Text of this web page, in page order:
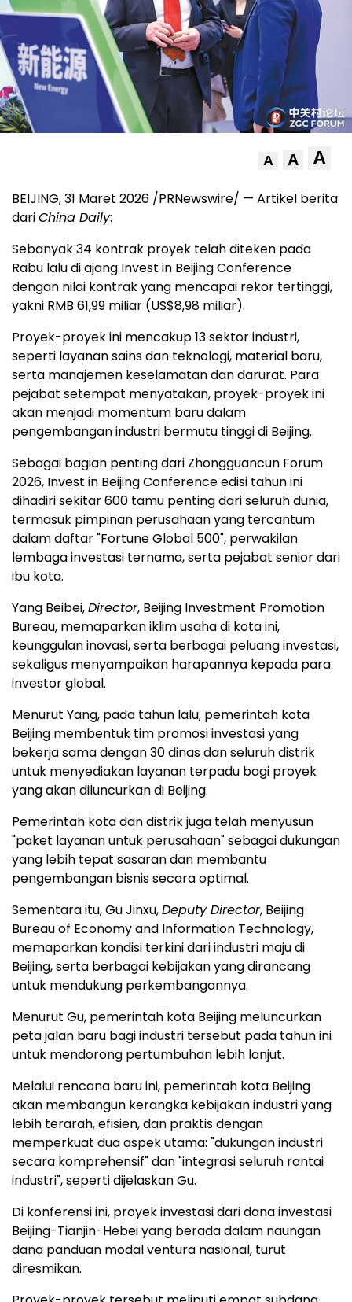
A A A
BEIJING, 31 Maret 2026 /PRNewswire/ — Artikel berita
dariChina Daily:
Sebanyak 34 kontrak proyek telah diteken pada
Rabu lalu di ajang Invest in Beijing Conference
dengan nilai kontrak yang mencapai rekor tertinggi,
yakni RMB 61,99 miliar (US$8,98 miliar).
Proyek-proyek ini mencakup 13 sektor industri,
seperti layanan sains dan teknologi, material baru,
serta manajemen keselamatan dan darurat. Para
pejabat setempat menyatakan, proyek-proyek ini
akan menjadi momentum baru dalam
pengembangan industri bermutu tinggi di Beijing.
Sebagai bagian penting dari Zhongguancun Forum
2026, Invest in Beijing Conference edisi tahun ini
dihadiri sekitar 600 tamu penting dari seluruh dunia,
termasuk pimpinan perusahaan yang tercantum
dalam daftar "Fortune Global 500", perwakilan
lembaga investasi ternama, serta pejabat senior dari
ibu kota.
Yang Beibei,Director, Beijing Investment Promotion
Bureau, memaparkan iklim usaha di kota ini,
keunggulan inovasi, serta berbagai peluang investasi,
sekaligus menyampaikan harapannya kepada para
investor global.
Menurut Yang, pada tahun lalu, pemerintah kota
Beijing membentuk tim promosi investasi yang
bekerja sama dengan 30 dinas dan seluruh distrik
untuk menyediakan layanan terpadu bagi proyek
yang akan diluncurkan di Beijing.
Pemerintah kota dan distrik juga telah menyusun
"paket layanan untuk perusahaan" sebagai dukungan
yang lebih tepat sasaran dan membantu
pengembangan bisnis secara optimal.
Sementara itu, Gu Jinxu,Deputy Director, Beijing
Bureau of Economy and Information Technology,
memaparkan kondisi terkini dari industri maju di
Beijing, serta berbagai kebijakan yang dirancang
untuk mendukung perkembangannya.
Menurut Gu, pemerintah kota Beijing meluncurkan
peta jalan baru bagi industri tersebut pada tahun ini
untuk mendorong pertumbuhan lebih lanjut.
Melalui rencana baru ini, pemerintah kota Beijing
akan membangun kerangka kebijakan industri yang
lebih terarah, efisien, dan praktis dengan
memperkuat dua aspek utama: "dukungan industri
secara komprehensif" dan "integrasi seluruh rantai
industri", seperti dijelaskan Gu.
Di konferensi ini, proyek investasi dari dana investasi
Beijing-Tianjin-Hebei yang berada dalam naungan
dana panduan modal ventura nasional, turut
diresmikan.